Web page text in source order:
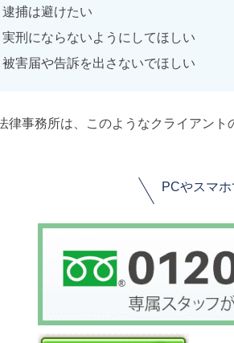
逮捕は避けたい
実刑にならないようにしてほしい
被害届や告訴を出さないでほしい
律事務所は、このようなクライアント
PCやスマ